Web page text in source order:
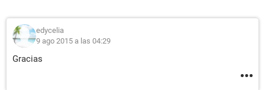
edycelia
9 ago 2015 a las 04:29
Gracias